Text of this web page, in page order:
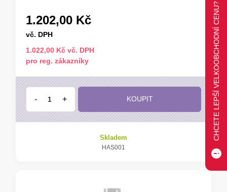
1.202,00 Kč
vč. DPH
1.022,00 Kč vč. DPH
pro reg. zákazníky
- + KOUPIT
Skladem
HAS001
CHCETE LEPŠÍ VELKOOBCHODNÍ CENU?